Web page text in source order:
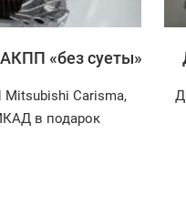
«без суеты»
Carisma,
в подарок